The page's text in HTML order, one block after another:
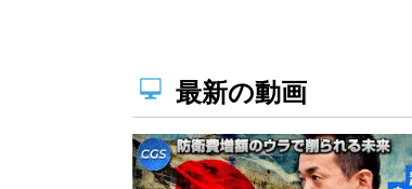
最新の動画